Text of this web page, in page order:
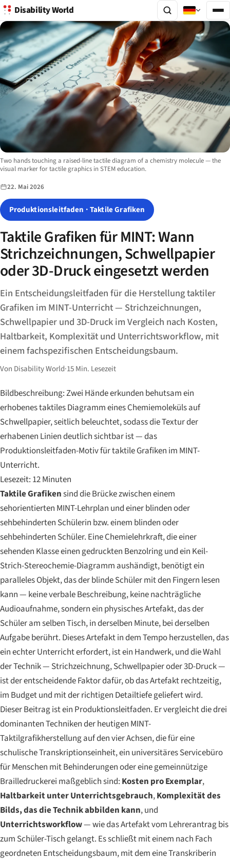
Disability World
Image description:
Two hands touching a raised-line tactile diagram of a chemistry molecule — the
visual marker for tactile graphics in STEM education.
22. Mai 2026
Produktionsleitfaden · Taktile Grafiken
Taktile Grafiken für MINT: Wann
Strichzeichnungen, Schwellpapier
oder 3D-Druck eingesetzt werden
Ein Entscheidungsleitfaden für die Herstellung taktiler
Grafiken im MINT-Unterricht — Strichzeichnungen,
Schwellpapier und 3D-Druck im Vergleich nach Kosten,
Haltbarkeit, Komplexität und Unterrichtsworkflow, mit
einem fachspezifischen Entscheidungsbaum.
Von Disability World·15 Min. Lesezeit
Bildbeschreibung: Zwei Hände erkunden behutsam ein
erhobenes taktiles Diagramm eines Chemiemoleküls auf
Schwellpapier, seitlich beleuchtet, sodass die Textur der
erhabenen Linien deutlich sichtbar ist — das
Produktionsleitfaden-Motiv für taktile Grafiken im MINT-
Unterricht.
Lesezeit: 12 Minuten
Taktile Grafikensind die Brücke zwischen einem
sehorientierten MINT-Lehrplan und einer blinden oder
sehbehinderten Schülerin bzw. einem blinden oder
sehbehinderten Schüler. Eine Chemielehrkraft, die einer
sehenden Klasse einen gedruckten Benzolring und ein Keil-
Strich-Stereochemie-Diagramm aushändigt, benötigt ein
paralleles Objekt, das der blinde Schüler mit den Fingern lesen
kann — keine verbale Beschreibung, keine nachträgliche
Audioaufnahme, sondern ein physisches Artefakt, das der
Schüler am selben Tisch, in derselben Minute, bei derselben
Aufgabe berührt. Dieses Artefakt in dem Tempo herzustellen, das
ein echter Unterricht erfordert, ist ein Handwerk, und die Wahl
der Technik — Strichzeichnung, Schwellpapier oder 3D-Druck —
ist der entscheidende Faktor dafür, ob das Artefakt rechtzeitig,
im Budget und mit der richtigen Detailtiefe geliefert wird.
Dieser Beitrag ist ein Produktionsleitfaden. Er vergleicht die drei
dominanten Techniken der heutigen MINT-
Taktilgrafikherstellung auf den vier Achsen, die für eine
schulische Transkriptionseinheit, ein universitäres Servicebüro
für Menschen mit Behinderungen oder eine gemeinnützige
Brailledruckerei maßgeblich sind: Kosten pro Exemplar,
Haltbarkeit unter Unterrichtsgebrauch,Komplexität des
Bilds, das die Technik abbilden kann, und
Unterrichtsworkflow— wie das Artefakt vom Lehrerantrag bis
zum Schüler-Tisch gelangt. Es schließt mit einem nach Fach
geordneten Entscheidungsbaum, mit dem eine Transkriberin